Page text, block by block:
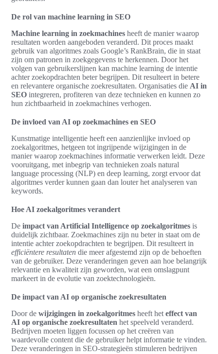
De rol van machine learning in SEO
Machine learning in zoekmachines heeft de manier waarop
resultaten worden aangeboden veranderd. Dit proces maakt
gebruik van algoritmes zoals Google’s RankBrain, die in staat
zijn om patronen in zoekgegevens te herkennen. Door het
volgen van gebruikerslijnen kan machine learning de intentie
achter zoekopdrachten beter begrijpen. Dit resulteert in betere
en relevantere organische zoekresultaten. Organisaties die AI in
SEO integreren, profiteren van deze technieken en kunnen zo
hun zichtbaarheid in zoekmachines verhogen.
De invloed van AI op zoekmachines en SEO
Kunstmatige intelligentie heeft een aanzienlijke invloed op
zoekalgoritmes, hetgeen tot ingrijpende wijzigingen in de
manier waarop zoekmachines informatie verwerken leidt. Deze
vooruitgang, met inbegrip van technieken zoals natural
language processing (NLP) en deep learning, zorgt ervoor dat
algoritmes verder kunnen gaan dan louter het analyseren van
keywords.
Hoe AI zoekalgoritmes verandert
De impact van Artificial Intelligence op zoekalgoritmes is
duidelijk zichtbaar. Zoekmachines zijn nu beter in staat om de
intentie achter zoekopdrachten te begrijpen. Dit resulteert in
efficiëntere resultaten die meer afgestemd zijn op de behoeften
van de gebruiker. Deze veranderingen geven aan hoe belangrijk
relevantie en kwaliteit zijn geworden, wat een omslagpunt
markeert in de evolutie van zoektechnologieën.
De impact van AI op organische zoekresultaten
Door de wijzigingen in zoekalgoritmes heeft het effect van
AI op organische zoekresultaten het speelveld veranderd.
Bedrijven moeten liggen focussen op het creëren van
waardevolle content die de gebruiker helpt informatie te vinden.
Deze veranderingen in SEO-strategieën stimuleren bedrijven